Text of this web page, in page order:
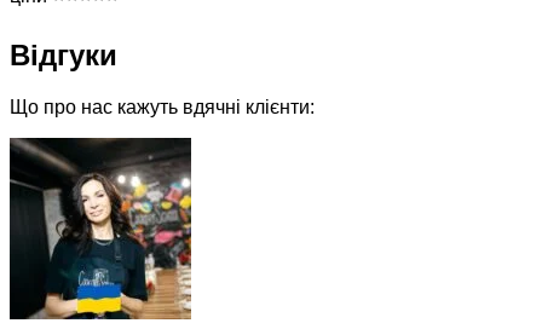
Відгуки
Що про нас кажуть вдячні клієнти: